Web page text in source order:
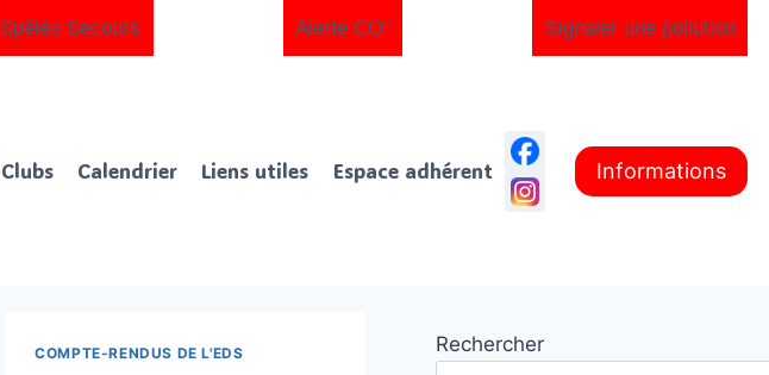
Spéléo Secours Alerte CO² Signaler une pollution
Clubs Calendrier Liens utiles Espace adhérent Informations
COMPTE-RENDUS DE L'EDS Rechercher